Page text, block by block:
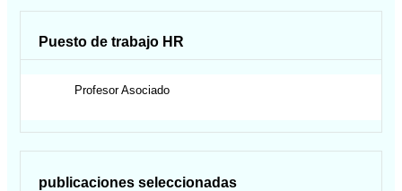
Puesto de trabajo HR
Profesor Asociado
publicaciones seleccionadas